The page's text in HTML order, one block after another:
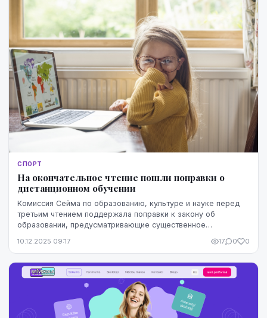
СПОРТ
На окончательное чтение пошли поправки о
дистанционном обучении
Комиссия Сейма по образованию, культуре и науке перед
третьим чтением поддержала поправки к закону об
образовании, предусматривающие существенное
10.12.2025 09:17 17 0 0